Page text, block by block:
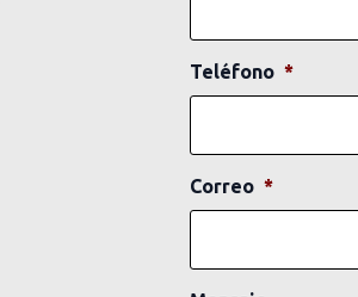
Teléfono *
Correo *